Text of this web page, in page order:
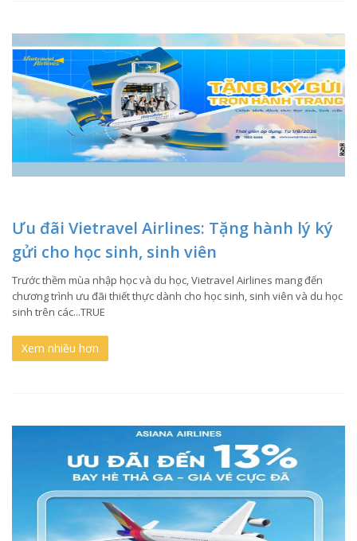
Ưu đãi Vietravel Airlines: Tặng hành lý ký
gửi cho học sinh, sinh viên
Trước thềm mùa nhập học và du học, Vietravel Airlines mang đến
chương trình ưu đãi thiết thực dành cho học sinh, sinh viên và du học
sinh trên các...TRUE
Xem nhiều hơn